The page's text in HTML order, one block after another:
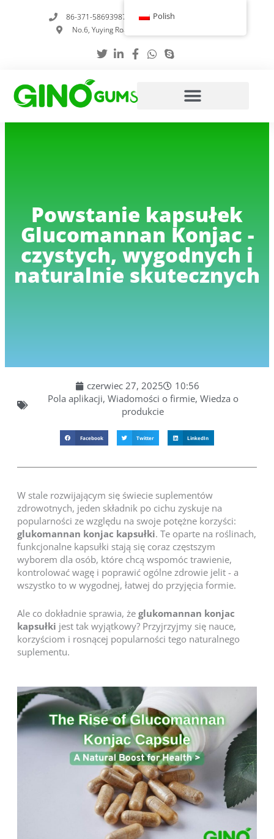
86-371-58693987
info@gumstabilizer.com
No.6, Yuying Road, Zhengzhou, Henan, Chiny
Powstanie kapsułek
Glucomannan Konjac -
czystych, wygodnych i
naturalnie skutecznych
czerwiec 27, 2025
10:56
Pola aplikacji, Wiadomości o firmie, Wiedza o
produkcie
Facebook Twitter LinkedIn
W stale rozwijającym się świecie suplementów
zdrowotnych, jeden składnik po cichu zyskuje na
popularności ze względu na swoje potężne korzyści:
glukomannan konjac kapsułki. Te oparte na roślinach,
funkcjonalne kapsułki stają się coraz częstszym
wyborem dla osób, które chcą wspomóc trawienie,
kontrolować wagę i poprawić ogólne zdrowie jelit - a
wszystko to w wygodnej, łatwej do przyjęcia formie.
Ale co dokładnie sprawia, że glukomannan konjac
kapsułki jest tak wyjątkowy? Przyjrzyjmy się nauce,
korzyściom i rosnącej popularności tego naturalnego
suplementu.
Polish